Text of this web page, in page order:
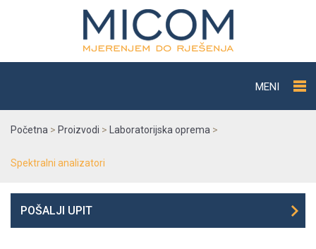
MENI
Početna > Proizvodi > Laboratorijska oprema >
Spektralni analizatori
POŠALJI UPIT